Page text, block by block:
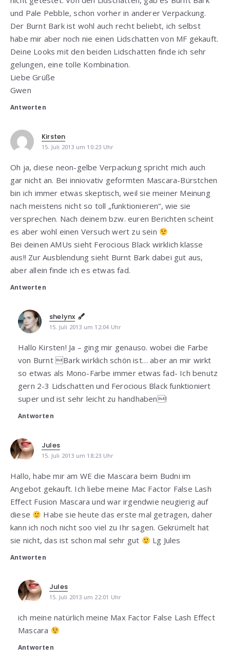
und Pale Pebble, schon vorher in anderer Verpackung.
Der Burnt Bark ist wohl auch recht beliebt, ich selbst
habe mir aber noch nie einen Lidschatten von MF gekauft.
Deine Looks mit den beiden Lidschatten finde ich sehr
gelungen, eine tolle Kombination.
Liebe Grüße
Gwen
Antworten
Kirsten
15. Juli 2013 um 10:23 Uhr
Oh ja, diese neon-gelbe Verpackung spricht mich auch
gar nicht an. Bei inniovativ geformten Mascara-Bürstchen
bin ich immer etwas skeptisch, weil sie meiner Meinung
nach meistens nicht so toll „funktionieren“, wie sie
versprechen. Nach deinem bzw. euren Berichten scheint
es aber wohl einen Versuch wert zu sein
Bei deinen AMUs sieht Ferocious Black wirklich klasse
aus!! Zur Ausblendung sieht Burnt Bark dabei gut aus,
aber allein finde ich es etwas fad.
Antworten
shelynx
15. Juli 2013 um 12:04 Uhr
Hallo Kirsten! Ja – ging mir genauso. wobei die Farbe
von Burnt Bark wirklich schön ist… aber an mir wirkt
so etwas als Mono-Farbe immer etwas fad- Ich benutz
gern 2-3 Lidschatten und Ferocious Black funktioniert
super und ist sehr leicht zu handhaben!
Antworten
Jules
15. Juli 2013 um 18:23 Uhr
Hallo, habe mir am WE die Mascara beim Budni im
Angebot gekauft. Ich liebe meine Mac Factor False Lash
Effect Fusion Mascara und war irgendwie neugierig auf
diese
Habe sie heute das erste mal getragen, daher
kann ich noch nicht soo viel zu Ihr sagen. Gekrümelt hat
sie nicht, das ist schon mal sehr gut
Lg Jules
Antworten
Jules
15. Juli 2013 um 22:01 Uhr
ich meine natürlich meine Max Factor False Lash Effect
Mascara
Antworten